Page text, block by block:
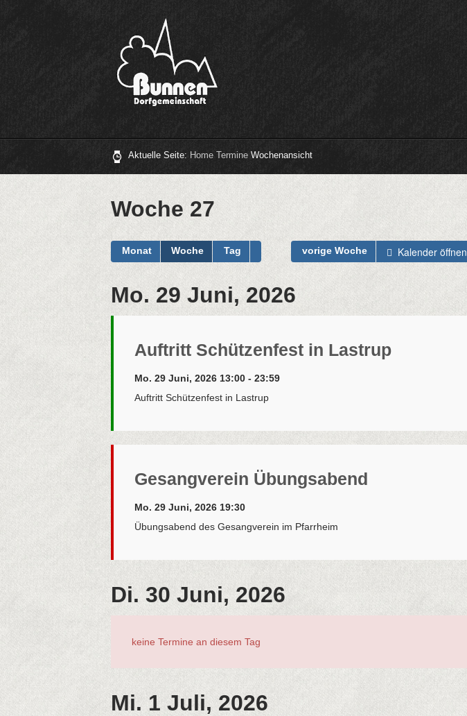
Aktuelle Seite: Home Termine Wochenansicht
Woche 27
Monat Woche Tag vorige Woche Kalender öffnen
Mo. 29 Juni, 2026
Auftritt Schützenfest in Lastrup
Mo. 29 Juni, 2026 13:00 - 23:59
Auftritt Schützenfest in Lastrup
Gesangverein Übungsabend
Mo. 29 Juni, 2026 19:30
Übungsabend des Gesangverein im Pfarrheim
Di. 30 Juni, 2026
keine Termine an diesem Tag
Mi. 1 Juli, 2026